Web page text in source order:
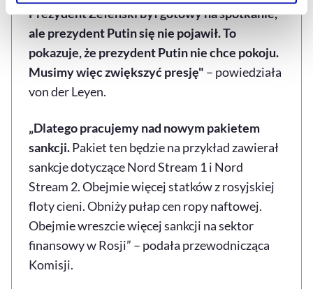
naszej
Polityce Prywatności
Prezydent Zełenski był gotowy na spotkanie,
ale prezydent Putin się nie pojawił. To
pokazuje, że prezydent Putin nie chce pokoju.
Musimy więc zwiększyć presję" – powiedziała
von der Leyen.
„Dlatego pracujemy nad nowym pakietem
sankcji.Pakiet ten będzie na przykład zawierał
sankcje dotyczące Nord Stream 1 i Nord
Stream 2. Obejmie więcej statków z rosyjskiej
floty cieni. Obniży pułap cen ropy naftowej.
Obejmie wreszcie więcej sankcji na sektor
finansowy w Rosji” – podała przewodnicząca
Komisji.